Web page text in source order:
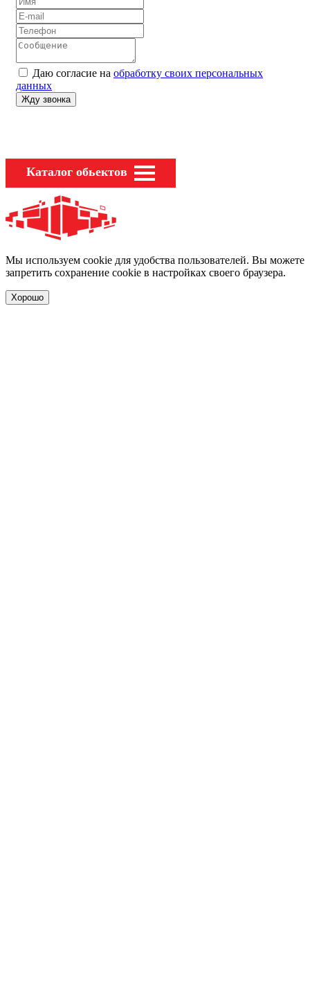
Даю согласие на обработку своих персональных
данных
Каталог обьектов
Мы используем cookie для удобства пользователей. Вы можете
запретить сохранение cookie в настройках своего браузера.
Хорошо